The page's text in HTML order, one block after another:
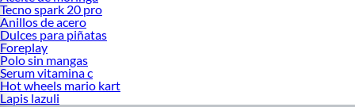
Tecno spark 20 pro
Anillos de acero
Dulces para piñatas
Foreplay
Polo sin mangas
Serum vitamina c
Hot wheels mario kart
Lapis lazuli